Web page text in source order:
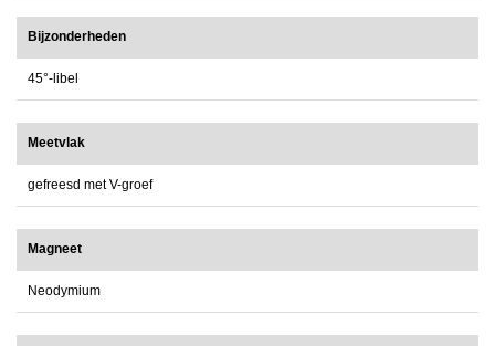
Bijzonderheden
45°-libel
Meetvlak
gefreesd met V-groef
Magneet
Neodymium